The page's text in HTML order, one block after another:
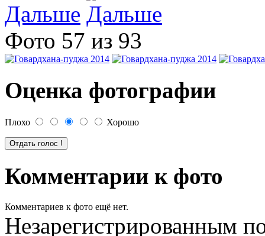
Дальше
Фото 57 из 93
Оценка фотографии
Плохо Хорошо
Комментарии к фото
Комментариев к фото ещё нет.
Незарегистрированным